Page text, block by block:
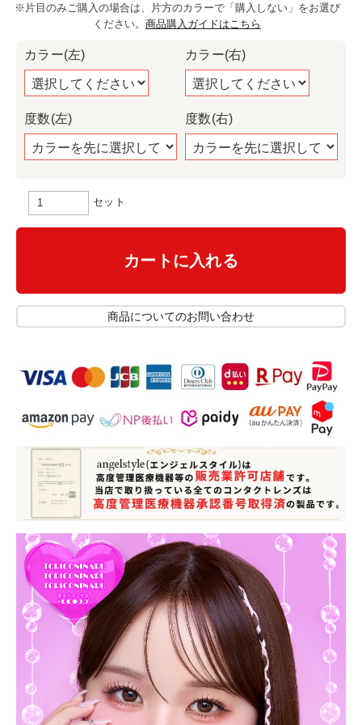
※片目のみご購入の場合は、片方のカラーで「購入しない」をお選び
ください。 商品購入ガイドはこちら
カラー(左)
度数(左)
カラー(右)
度数(右)
セット
カートに入れる
商品についてのお問い合わせ